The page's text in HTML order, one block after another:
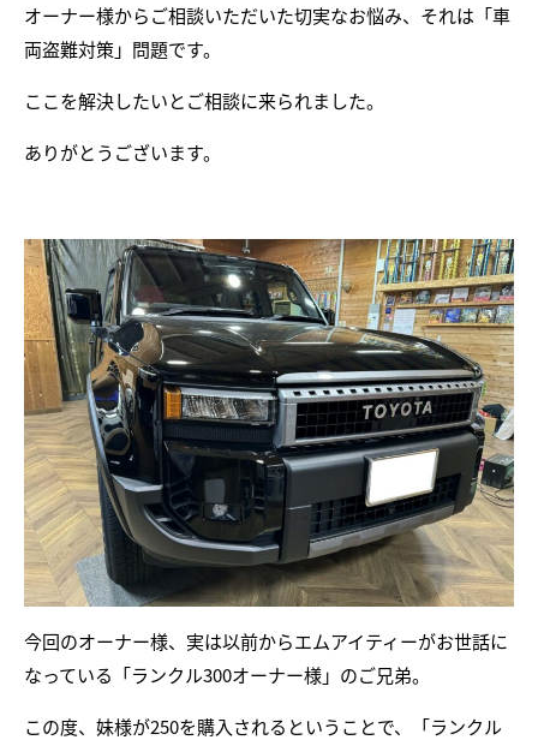
オーナー様からご相談いただいた切実なお悩み、それは「車
両盗難対策」問題です。
ここを解決したいとご相談に来られました。
ありがとうございます。
今回のオーナー様、実は以前からエムアイティーがお世話に
なっている「ランクル300オーナー様」のご兄弟。
この度、妹様が250を購入されるということで、「ランクル